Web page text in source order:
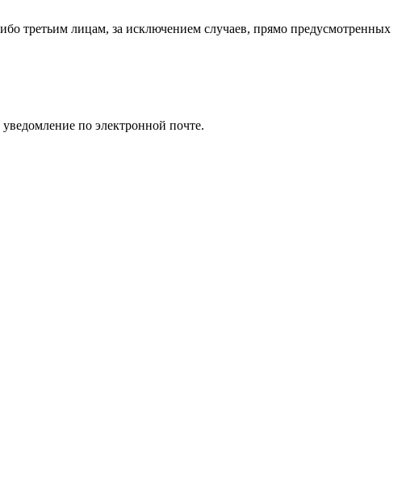
третьим лицам, за исключением случаев, прямо предусмотренных
по электронной почте.